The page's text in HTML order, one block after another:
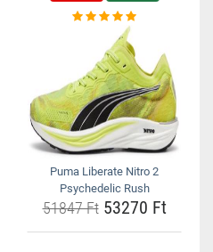
Puma Liberate Nitro 2
Psychedelic Rush
51847 Ft53270 Ft